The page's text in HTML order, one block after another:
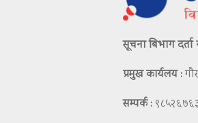
सूचना बिभाग दर्ता
प्रमुख कार्यलय :
सम्पर्क :